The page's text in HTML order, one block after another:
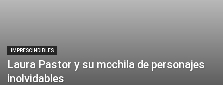
IMPRESCINDIBLES
Laura Pastor y su mochila de personajes
inolvidables